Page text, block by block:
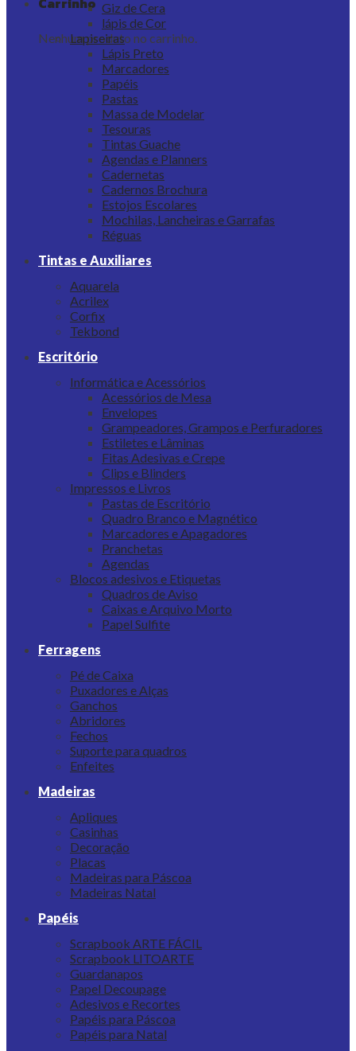
Nenhum produto no carrinho.
Giz de Cera
lápis de Cor
Lapiseiras
Lápis Preto
Marcadores
Papéis
Pastas
Massa de Modelar
Tesouras
Tintas Guache
Agendas e Planners
Cadernetas
Cadernos Brochura
Estojos Escolares
Mochilas, Lancheiras e Garrafas
Réguas
Tintas e Auxiliares
Aquarela
Acrilex
Corfix
Tekbond
Escritório
Informática e Acessórios
Acessórios de Mesa
Envelopes
Grampeadores, Grampos e Perfuradores
Estiletes e Lâminas
Fitas Adesivas e Crepe
Clips e Blinders
Impressos e Livros
Pastas de Escritório
Quadro Branco e Magnético
Marcadores e Apagadores
Pranchetas
Agendas
Blocos adesivos e Etiquetas
Quadros de Aviso
Caixas e Arquivo Morto
Papel Sulfite
Ferragens
Pé de Caixa
Puxadores e Alças
Ganchos
Abridores
Fechos
Suporte para quadros
Enfeites
Madeiras
Apliques
Casinhas
Decoração
Placas
Madeiras para Páscoa
Madeiras Natal
Papéis
Scrapbook ARTE FÁCIL
Scrapbook LITOARTE
Guardanapos
Papel Decoupage
Adesivos e Recortes
Papéis para Páscoa
Papéis para Natal